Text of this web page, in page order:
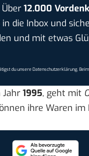
12.000
die Inbox und
und mit etwas
du unsereDatenschutzerklärung.
1995, geht mit
ihre Waren